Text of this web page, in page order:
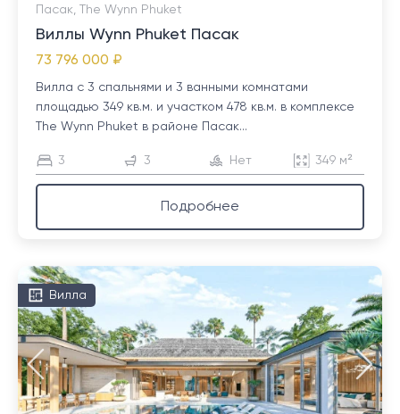
Пасак, The Wynn Phuket
Виллы Wynn Phuket Пасак
73 796 000 ₽
Вилла с 3 спальнями и 3 ванными комнатами
площадью 349 кв.м. и участком 478 кв.м. в комплексе
The Wynn Phuket в районе Пасак...
3 3 Нет 349 м²
Подробнее
Вилла